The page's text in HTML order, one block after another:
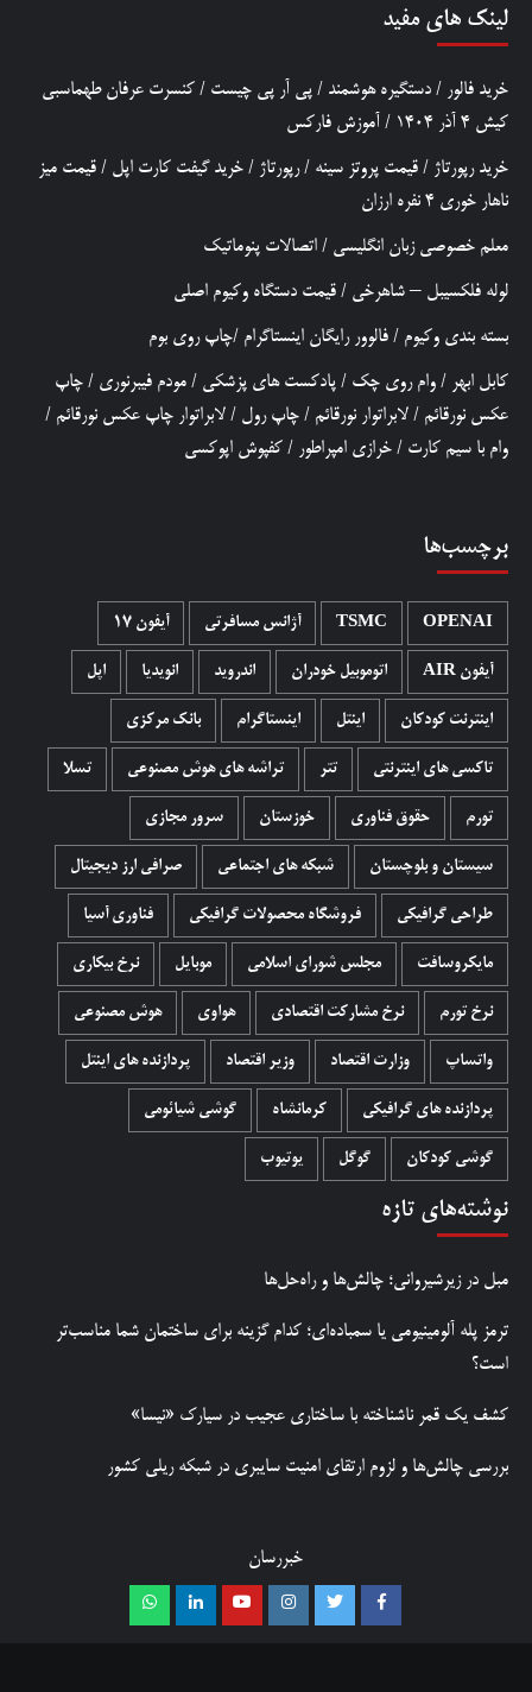
لینک های مفید
خرید فالور / دستگیره هوشمند / پی آر پی چیست / کنسرت عرفان طهماسبی
کیش 4 آذر 1404
/ آموزش فارکس
خرید رپورتاژ / قیمت پروتز سینه /رپورتاژ / خرید گیفت کارت اپل / قیمت میز
ناهار خوری 4 نفره ارزان
معلم خصوصی زبان انگلیسی / اتصالات پنوماتیک
لوله فلکسیبل – شاهرخی / قیمت دستگاه وکیوم اصلی
بسته بندی وکیوم / فالوور رایگان اینستاگرام /چاپ روی بوم
کابل ابهر / وام روی چک / پادکست های پزشکی / مودم فیبرنوری / چاپ
عکس نورقائم / لابراتوار نورقائم / چاپ رول / لابراتوار چاپ عکس نورقائم /
وام با سیم کارت / خرازی امپراطور / کفپوش اپوکسی
برچسب‌ها
OPENAI
TSMC آژانس مسافرتی آیفون 17
آیفون AIR اتوموبیل خودران اندروید انویدیا اپل
اینترنت کودکان اینتل اینستاگرام بانک مرکزی
تاکسی های اینترنتی تتر تراشه های هوش مصنوعی تسلا
تورم حقوق فناوری خوزستان سرور مجازی
سیستان و بلوچستان شبکه های اجتماعی صرافی ارز دیجیتال
طراحی گرافیکی فروشگاه محصولات گرافيکی فناوری آسیا
مایکروسافت مجلس شورای اسلامی موبایل نرخ بیکاری
نرخ تورم نرخ مشارکت اقتصادی هواوی هوش مصنوعی
واتساپ وزارت اقتصاد وزیر اقتصاد پردازنده های اینتل
پردازنده های گرافیکی کرمانشاه گوشی شیائومی
گوشی کودکان گوگل یوتیوب
نوشته‌های تازه
مبل در زیرشیروانی؛ چالش‌ها و راه‌حل‌ها
ترمز پله آلومینیومی یا سمباده‌ای؛ کدام گزینه برای ساختمان شما مناسب‌تر
است؟
کشف یک قمر ناشناخته با ساختاری عجیب در سیارک «نیسا»
بررسی چالش‌ها و لزوم ارتقای امنیت سایبری در شبکه ریلی کشور
خبررسان